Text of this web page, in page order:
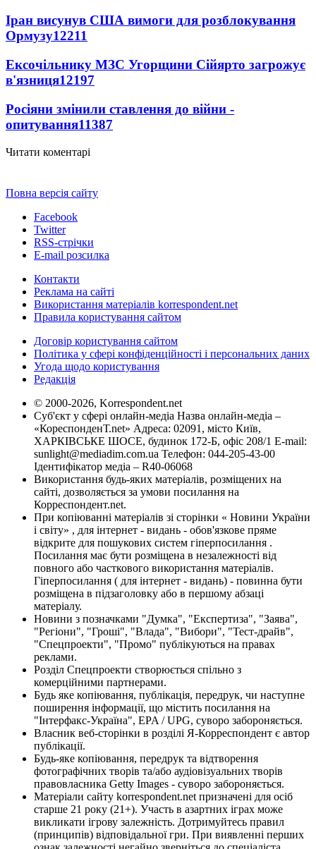
Іран висунув США вимоги для розблокування
Ормузу12211
Ексочільнику МЗС Угорщини Сійярто загрожує
в'язниця12197
Росіяни змінили ставлення до війни -
опитування11387
Читати коментарі
Повна версія сайту
Facebook
Twitter
RSS-стрічки
E-mail розсилка
Контакти
Реклама на сайті
Використання матеріалів korrespondent.net
Правила користування сайтом
Договір користування сайтом
Політика у сфері конфіденційності і персональних даних
Угода щодо користування
Редакція
© 2000-2026, Korrespondent.net
Суб'єкт у сфері онлайн-медіа Назва онлайн-медіа –
«КореспонденТ.net» Адреса: 02091, місто Київ,
ХАРКІВСЬКЕ ШОСЕ, будинок 172-Б, офіс 208/1 E-mail:
sunlight@mediadim.com.ua Телефон: 044-205-43-00
Ідентифікатор медіа – R40-06068
Використання будь-яких матеріалів, розміщених на
сайті, дозволяється за умови посилання на
Корреспондент.net.
При копіюванні матеріалів зі сторінки « Новини України
і світу» , для інтернет - видань - обов'язкове пряме
відкрите для пошукових систем гіперпосилання .
Посилання має бути розміщена в незалежності від
повного або часткового використання матеріалів.
Гіперпосилання ( для інтернет - видань) - повинна бути
розміщена в підзаголовку або в першому абзаці
матеріалу.
Новини з позначками "Думка", "Експертиза", "Заява",
"Регіони", "Гроші", "Влада", "Вибори", "Тест-драйв",
"Спецпроекти", "Промо" публікуються на правах
реклами.
Розділ Спецпроекти створюється спільно з
комерційними партнерами.
Будь яке копіювання, публікація, передрук, чи наступне
поширення інформації, що містить посилання на
"Інтерфакс-Україна", EPA / UPG, суворо забороняється.
Власник веб-сторінки в розділі Я-Корреспондент є автор
публікації.
Будь-яке копіювання, передрук та відтворення
фотографічних творів та/або аудіовізуальних творів
правовласника Getty Images - суворо забороняється.
Матеріали сайту korrespondent.net призначені для осіб
старше 21 року (21+). Участь в азартних іграх може
викликати ігрову залежність. Дотримуйтесь правил
(принципів) відповідальної гри. При виявленні перших